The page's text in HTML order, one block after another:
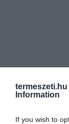
termeszeti.hu
Information
If you wish to